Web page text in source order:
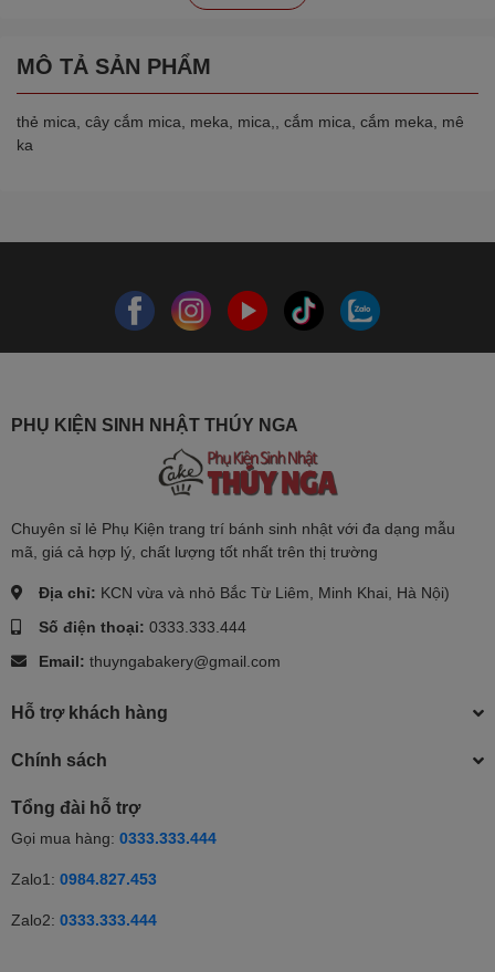
MÔ TẢ SẢN PHẨM
thẻ mica, cây cắm mica, meka, mica,, cắm mica, cắm meka, mê
ka
PHỤ KIỆN SINH NHẬT THÚY NGA
Chuyên sỉ lẻ Phụ Kiện trang trí bánh sinh nhật với đa dạng mẫu
mã, giá cả hợp lý, chất lượng tốt nhất trên thị trường
Địa chỉ: KCN vừa và nhỏ Bắc Từ Liêm, Minh Khai, Hà Nội)
Số điện thoại: 0333.333.444
Email: thuyngabakery@gmail.com
Hỗ trợ khách hàng
Chính sách
Tổng đài hỗ trợ
Gọi mua hàng: 0333.333.444
Zalo1: 0984.827.453
Zalo2: 0333.333.444